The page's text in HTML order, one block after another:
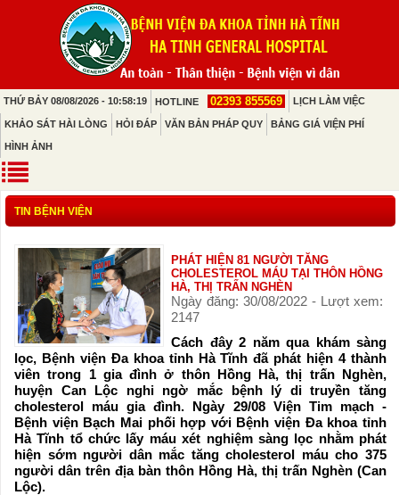
THỨ BẢY 08/08/2026 - 10:58:19 HOTLINE 02393 855569 LỊCH LÀM VIỆC
KHẢO SÁT HÀI LÒNG HỎI ĐÁP VĂN BẢN PHÁP QUY BẢNG GIÁ VIỆN PHÍ
HÌNH ẢNH
TIN BỆNH VIỆN
PHÁT HIỆN 81 NGƯỜI TĂNG
CHOLESTEROL MÁU TẠI THÔN HỒNG
HÀ, THỊ TRẤN NGHÈN
Ngày đăng: 30/08/2022 - Lượt xem:
2147
Cách đây 2 năm qua khám sàng
lọc, Bệnh viện Đa khoa tỉnh Hà Tĩnh đã phát hiện 4 thành
viên trong 1 gia đình ở thôn Hồng Hà, thị trấn Nghèn,
huyện Can Lộc nghi ngờ mắc bệnh lý di truyền tăng
cholesterol máu gia đình. Ngày 29/08 Viện Tim mạch -
Bệnh viện Bạch Mai phối hợp với Bệnh viện Đa khoa tỉnh
Hà Tĩnh tổ chức lấy máu xét nghiệm sàng lọc nhằm phát
hiện sớm người dân mắc tăng cholesterol máu cho 375
người dân trên địa bàn thôn Hồng Hà, thị trấn Nghèn (Can
Lộc).